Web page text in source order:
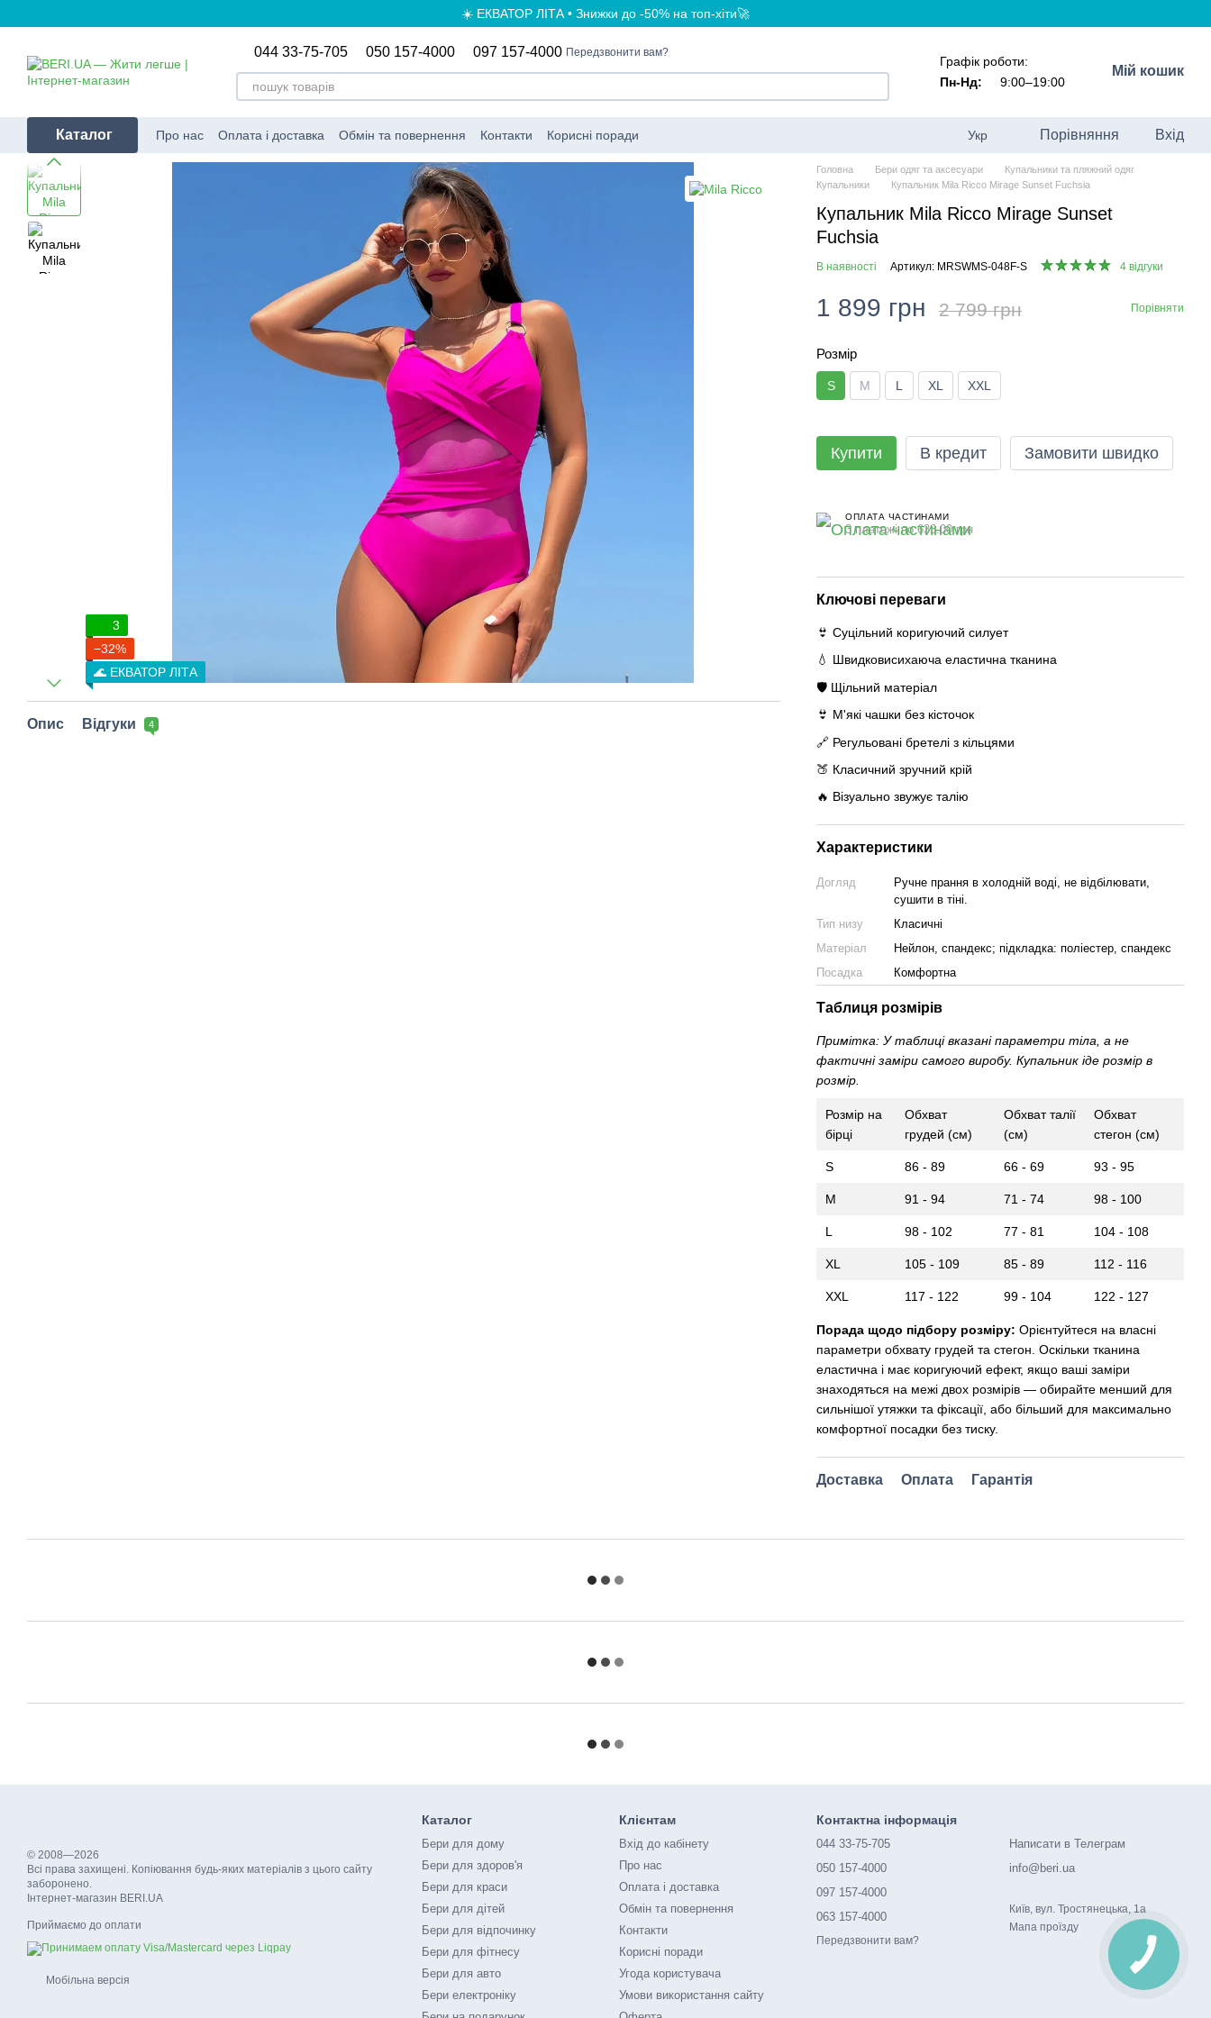
☀️ ЕКВАТОР ЛІТА • Знижки до -50% на топ-хіти🚀
044 33-75-705 050 157-4000 097 157-4000 Передзвонити вам?
Графік роботи:
Пн-Нд:
9:00–19:00
Мій кошик
Каталог Про нас Оплата і доставка Обмін та повернення Контакти Корисні поради Укр Порівняння Вхід
3
−32%
🌊 ЕКВАТОР ЛІТА
Опис Відгуки 4
Головна Бери одяг та аксесуари
Купальники та пляжний одяг
Купальники
Купальник Mila Ricco Mirage Sunset Fuchsia
Купальник Mila Ricco Mirage Sunset
Fuchsia
В наявності Артикул: MRSWMS-048F-S 4 відгуки
1 899 грн 2 799 грн Порівняти
Розмір
S M L XL XXL
Купити В кредит Замовити швидко
ОПЛАТА ЧАСТИНАМИ
3 платежі по 633.00 грн
Ключові переваги
👙 Суцільний коригуючий силует
💧 Швидковисихаюча еластична тканина
🛡️ Щільний матеріал
👙 М'які чашки без кісточок
🔗 Регульовані бретелі з кільцями
🍑 Класичний зручний крій
🔥 Візуально звужує талію
Характеристики
Догляд
Ручне прання в холодній воді, не відбілювати,
сушити в тіні.
Тип низу
Класичні
Матеріал
Нейлон, спандекс; підкладка: поліестер, спандекс
Посадка
Комфортна
Таблиця розмірів
Примітка: У таблиці вказані параметри тіла, а не
фактичні заміри самого виробу. Купальник іде розмір в
розмір.
Розмір на
бірці
Обхват
грудей (см)
Обхват талії
(см)
Обхват
стегон (см)
S 86 - 89 66 - 69 93 - 95
M 91 - 94 71 - 74 98 - 100
L 98 - 102 77 - 81 104 - 108
XL 105 - 109 85 - 89 112 - 116
XXL 117 - 122 99 - 104 122 - 127
Порада щодо підбору розміру: Орієнтуйтеся на власні
параметри обхвату грудей та стегон. Оскільки тканина
еластична і має коригуючий ефект, якщо ваші заміри
знаходяться на межі двох розмірів — обирайте менший для
сильнішої утяжки та фіксації, або більший для максимально
комфортної посадки без тиску.
Доставка Оплата Гарантія
© 2008—2026
Всі права захищені. Копіювання будь-яких матеріалів з цього сайту
заборонено.
Інтернет-магазин BERI.UA
Приймаємо до оплати
Мобільна версія
Каталог
Бери для дому
Бери для здоров'я
Бери для краси
Бери для дітей
Бери для відпочинку
Бери для фітнесу
Бери для авто
Бери електроніку
Клієнтам
Вхід до кабінету
Про нас
Оплата і доставка
Обмін та повернення
Контакти
Корисні поради
Угода користувача
Умови використання сайту
Контактна інформація
044 33-75-705
050 157-4000
097 157-4000
063 157-4000
Передзвонити вам?
Написати в Телеграм
info@beri.ua
Київ, вул. Тростянецька, 1а
Мапа проїзду